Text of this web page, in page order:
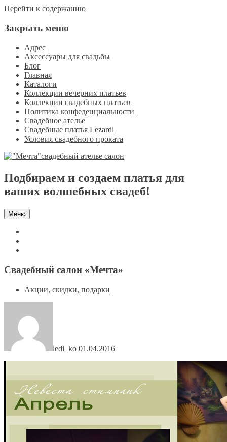
Перейти к содержанию
Закрыть меню
Адрес
Аксессуары для свадьбы
Блог
Главная
Каталоги
Коллекции вечерних платьев
Коллекции свадебных платьев
Политика конфеденциальности
Свадебное ателье
Свадебные платья Lezardi
Условия свадебного проката
Подбираем и создаем платья для
ваших волшебных свадеб!
Меню
Свадебный салон «Мечта»
Акции, скидки, подарки
ledi_ko 01.04.2016